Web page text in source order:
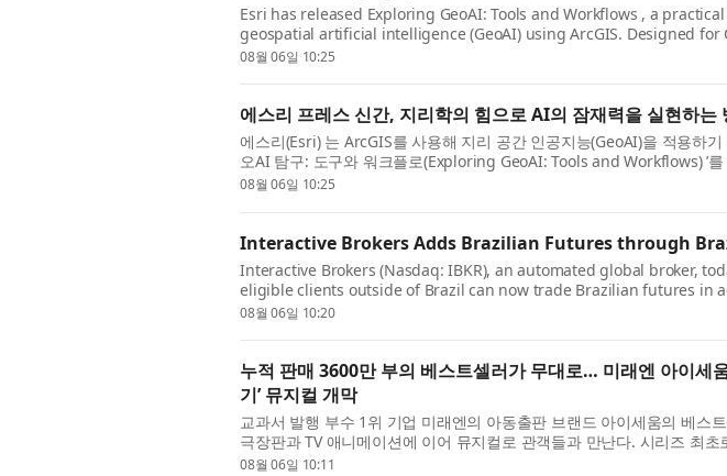
Esri has released Exploring GeoAI: Tools and Workflows , a
geospatial artificial intelligence (GeoAI) using ArcGIS. Designed for
analysts, and data scientists, this hands-on workbook provides the
08월 06일 10:25
에스리 프레스 신간, 지리학의 힘으로 AI의 잠재력을 실현하는
에스리(Esri) 는 ArcGIS를 사용해 지리 공간 인공지능(GeoAI)을 적용하기
오AI 탐구: 도구와 워크플로(Exploring GeoAI: Tools and Workflows) ’
석가, 데이터 과학자를 위해 설계된 이 실습 워크북은 첨단 AI ...
08월 06일 10:25
Interactive Brokers Adds Brazilian Futures through
Interactive Brokers (Nasdaq: IBKR), an automated global broker,
eligible clients outside of Brazil can now trade Brazilian futures in
through the B3 exchange. Interactive Brokers was the first broker to
08월 06일 10:20
누적 판매 3600만 부의 베스트셀러가 무대로… 미래엔 아이세
기’ 뮤지컬 개막
교과서 발행 부수 1위 기업 미래엔의 아동출판 브랜드 아이세움의 베스트
극장판과 TV 애니메이션에 이어 뮤지컬로 관객들과 만난다. 시리즈 최초
계에서 살아남기’가 지난 28일 서울숲 씨어터 2관에서 막을 올...
08월 06일 10:11